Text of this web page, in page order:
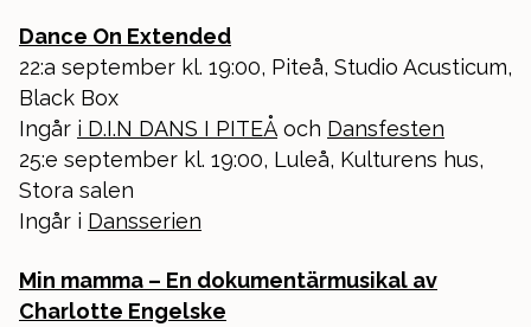
Dance On Extended
22:a september kl. 19:00, Piteå, Studio Acusticum,
Black Box
Ingår i D.I.N DANS I PITEÅ och Dansfesten
25:e september kl. 19:00, Luleå, Kulturens hus,
Stora salen
Ingår i Dansserien
Min mamma – En dokumentärmusikal av
Charlotte Engelske